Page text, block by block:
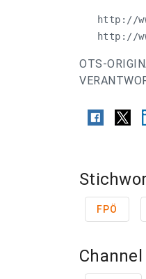
http://
http://
OTS-
FPÖ
Channel